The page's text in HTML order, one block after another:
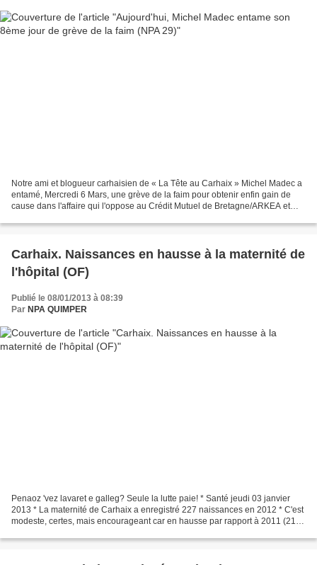
Notre ami et blogueur carhaisien de « La Tête au Carhaix » Michel Madec a
entamé, Mercredi 6 Mars, une grève de la faim pour obtenir enfin gain de
cause dans l'affaire qui l'oppose au Crédit Mutuel de Bretagne/ARKEA et
Carhaix. Naissances en hausse à la maternité de
l'hôpital (OF)
Publié le 08/01/2013 à 08:39
Par NPA QUIMPER
Penaoz 'vez lavaret e galleg? Seule la lutte paie! * Santé jeudi 03 janvier
2013 * La maternité de Carhaix a enregistré 227 naissances en 2012 * C'est
modeste, certes, mais encourageant car en hausse par rapport à 2011 (213),